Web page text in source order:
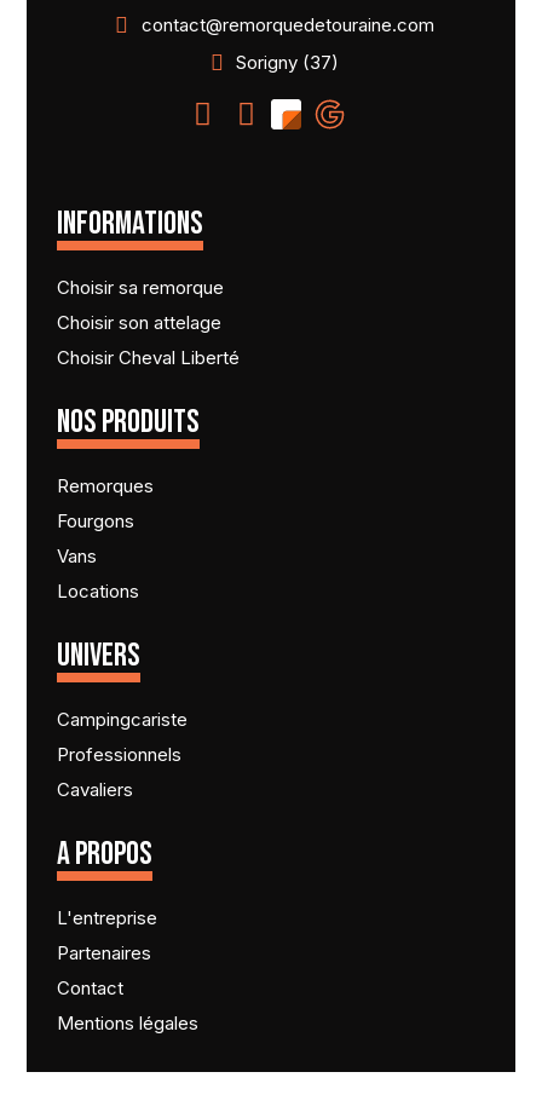
contact@remorquedetouraine.com
Sorigny (37)
INFORMATIONS
Choisir sa remorque
Choisir son attelage
Choisir Cheval Liberté
NOS PRODUITS
Remorques
Fourgons
Vans
Locations
UNIVERS
Campingcariste
Professionnels
Cavaliers
A PROPOS
L'entreprise
Partenaires
Contact
Mentions légales